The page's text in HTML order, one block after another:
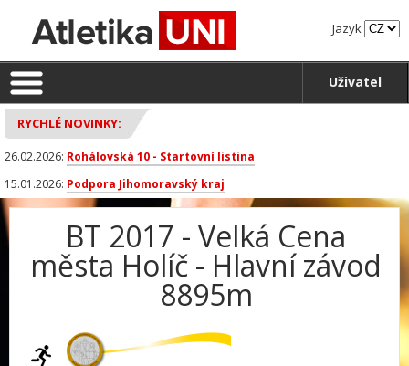
Jazyk
Uživatel
RYCHLÉ NOVINKY:
26.02.2026: Rohálovská 10 - Startovní listina
15.01.2026: Podpora Jihomoravský kraj
BT 2017 - Velká Cena
města Holíč - Hlavní závod
8895m